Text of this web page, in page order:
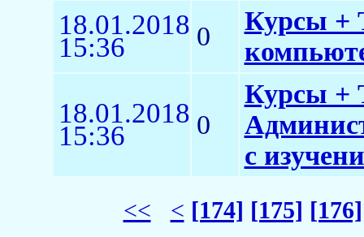
18.01.2018
15:36 0
Курсы +
18.01.2018
15:36 0
Курсы +
с
<< < [174] [175] [176]